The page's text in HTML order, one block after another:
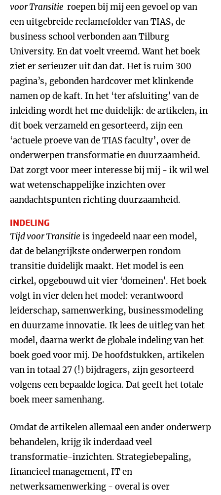
voor Transitie roepen bij mij een gevoel op van
een uitgebreide reclamefolder van TIAS, de
business school verbonden aan Tilburg
University. En dat voelt vreemd. Want het boek
ziet er serieuzer uit dan dat. Het is ruim 300
pagina’s, gebonden hardcover met klinkende
namen op de kaft. In het ‘ter afsluiting’ van de
inleiding wordt het me duidelijk: de artikelen, in
dit boek verzameld en gesorteerd, zijn een
‘actuele proeve van de TIAS faculty’, over de
onderwerpen transformatie en duurzaamheid.
Dat zorgt voor meer interesse bij mij - ik wil wel
wat wetenschappelijke inzichten over
aandachtspunten richting duurzaamheid.
INDELING
Tijd voor Transitie is ingedeeld naar een model,
dat de belangrijkste onderwerpen rondom
transitie duidelijk maakt. Het model is een
cirkel, opgebouwd uit vier ‘domeinen’. Het boek
volgt in vier delen het model: verantwoord
leiderschap, samenwerking, businessmodeling
en duurzame innovatie. Ik lees de uitleg van het
model, daarna werkt de globale indeling van het
boek goed voor mij. De hoofdstukken, artikelen
van in totaal 27 (!) bijdragers, zijn gesorteerd
volgens een bepaalde logica. Dat geeft het totale
boek meer samenhang.
Omdat de artikelen allemaal een ander onderwerp
behandelen, krijg ik inderdaad veel
transformatie-inzichten. Strategiebepaling,
financieel management, IT en
netwerksamenwerking - overal is over